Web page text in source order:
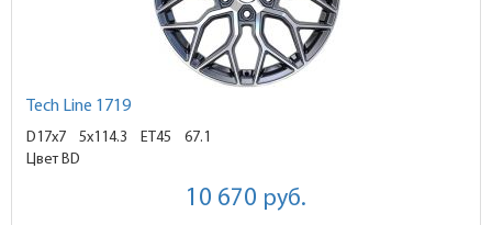
Tech Line 1719
D17x7 5x114.3 ET45
67.1
Цвет BD
10 670 руб.